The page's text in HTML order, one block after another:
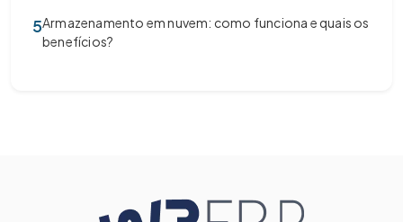
5Armazenamento em nuvem: como funciona e quais os
benefícios?